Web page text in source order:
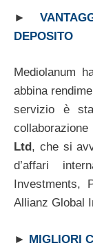
►
DEPOSITO
Mediolanum
abbina
servizio è
collaborazione
Ltd , che si
d’affari
Investments,
Allianz Global
► MIGLIORI